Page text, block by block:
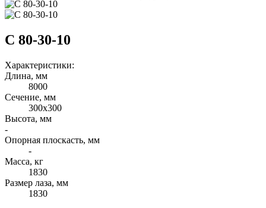
С 80-30-10
Характеристики:
Длина, мм
8000
Cечение, мм
300х300
Высота, мм
-
Опорная плоскасть, мм
-
Масса, кг
1830
Размер лаза, мм
1830